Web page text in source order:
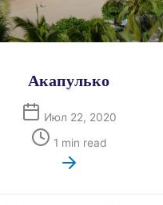
Акапулько
Июл 22, 2020
1 min read